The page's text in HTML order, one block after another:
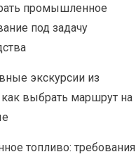
промышленное
под задачу
экскурсии из
выбрать маршрут на
топливо: требования